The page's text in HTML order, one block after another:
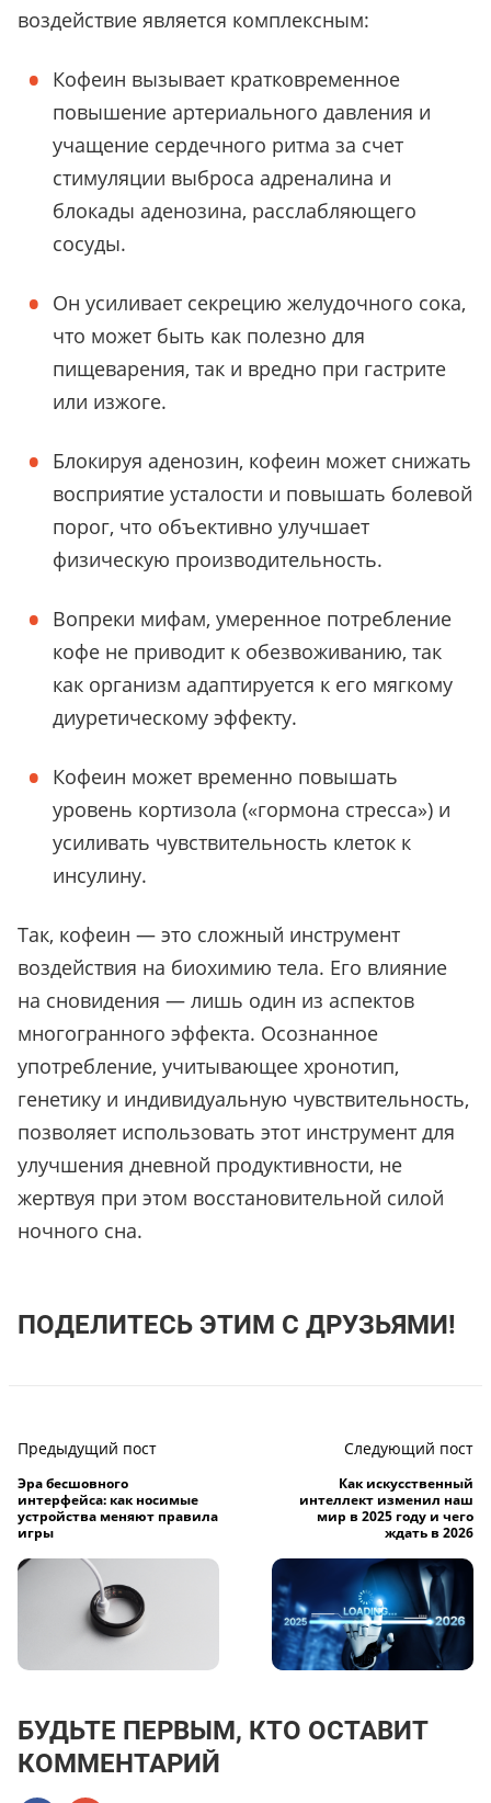
воздействие является комплексным:
Кофеин вызывает кратковременное
повышение артериального давления и
учащение сердечного ритма за счет
стимуляции выброса адреналина и
блокады аденозина, расслабляющего
сосуды.
Он усиливает секрецию желудочного сока,
что может быть как полезно для
пищеварения, так и вредно при гастрите
или изжоге.
Блокируя аденозин, кофеин может снижать
восприятие усталости и повышать болевой
порог, что объективно улучшает
физическую производительность.
Вопреки мифам, умеренное потребление
кофе не приводит к обезвоживанию, так
как организм адаптируется к его мягкому
диуретическому эффекту.
Кофеин может временно повышать
уровень кортизола («гормона стресса») и
усиливать чувствительность клеток к
инсулину.
Так, кофеин — это сложный инструмент
воздействия на биохимию тела. Его влияние
на сновидения — лишь один из аспектов
многогранного эффекта. Осознанное
употребление, учитывающее хронотип,
генетику и индивидуальную чувствительность,
позволяет использовать этот инструмент для
улучшения дневной продуктивности, не
жертвуя при этом восстановительной силой
ночного сна.
ПОДЕЛИТЕСЬ ЭТИМ С ДРУЗЬЯМИ!
Предыдущий пост
Эра бесшовного
интерфейса: как носимые
устройства меняют правила
игры
Следующий пост
Как искусственный
интеллект изменил наш
мир в 2025 году и чего
ждать в 2026
БУДЬТЕ ПЕРВЫМ, КТО ОСТАВИТ
КОММЕНТАРИЙ